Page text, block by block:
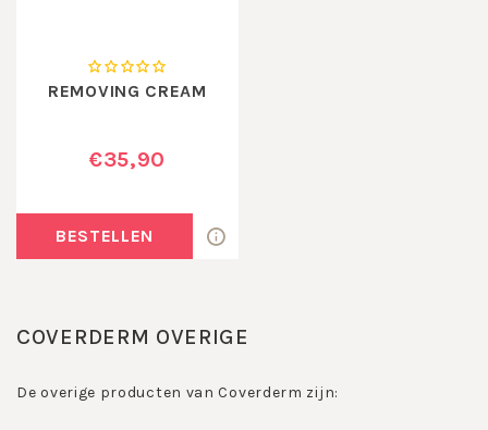
REMOVING CREAM
€35,90
BESTELLEN
COVERDERM OVERIGE
De overige producten van Coverderm zijn: